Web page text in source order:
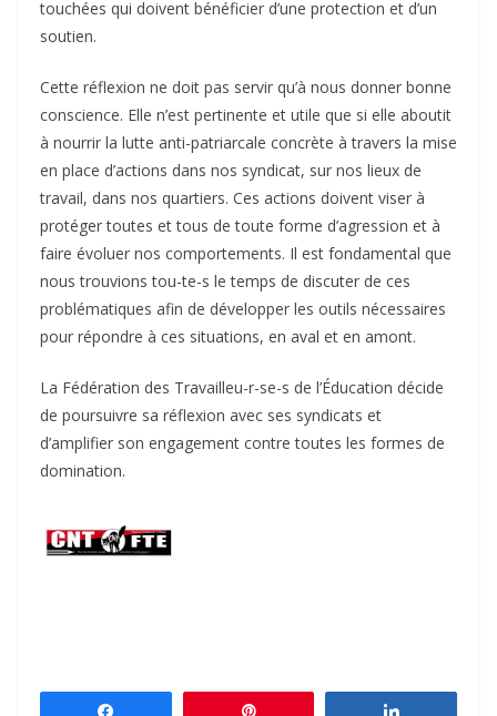
touchées qui doivent bénéficier d’une protection et d’un
soutien.
Cette réflexion ne doit pas servir qu’à nous donner bonne
conscience. Elle n’est pertinente et utile que si elle aboutit
à nourrir la lutte anti-patriarcale concrète à travers la mise
en place d’actions dans nos syndicat, sur nos lieux de
travail, dans nos quartiers. Ces actions doivent viser à
protéger toutes et tous de toute forme d’agression et à
faire évoluer nos comportements. Il est fondamental que
nous trouvions tou-te-s le temps de discuter de ces
problématiques afin de développer les outils nécessaires
pour répondre à ces situations, en aval et en amont.
La Fédération des Travailleu-r-se-s de l’Éducation décide
de poursuivre sa réflexion avec ses syndicats et
d’amplifier son engagement contre toutes les formes de
domination.